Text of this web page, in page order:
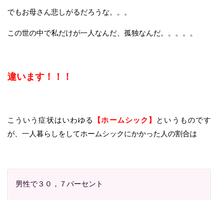
でもお母さん悲しがるだろうな。。。
この世の中で私だけが一人なんだ、孤独なんだ。。。。。
違います！！！
こういう症状はいわゆる 【ホームシック】
というものです
が、一人暮らしをしてホームシックにかかった人の割合は
男性で３０，７パーセント